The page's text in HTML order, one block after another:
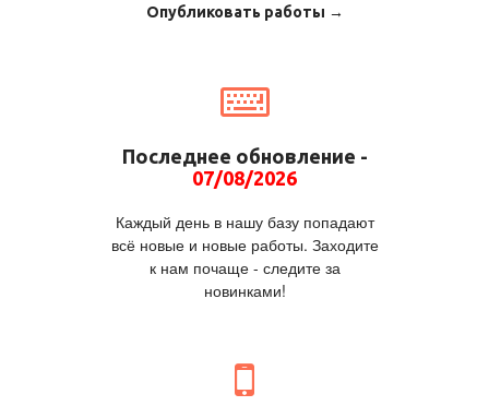
Опубликовать работы →
Последнее обновление -
07/08/2026
Каждый день в нашу базу попадают
всё новые и новые работы. Заходите
к нам почаще - следите за
новинками!